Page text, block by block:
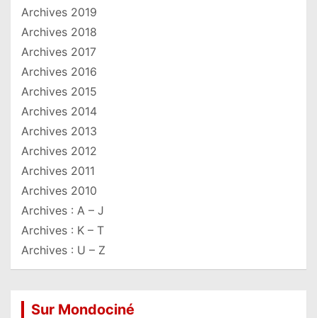
Archives 2019
Archives 2018
Archives 2017
Archives 2016
Archives 2015
Archives 2014
Archives 2013
Archives 2012
Archives 2011
Archives 2010
Archives : A – J
Archives : K – T
Archives : U – Z
Sur Mondociné